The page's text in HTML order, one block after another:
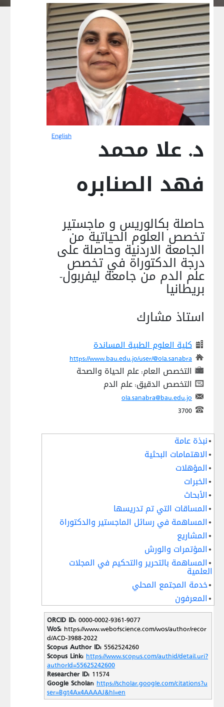
نبذة عامة
الاهتمامات البحثية
المؤهلات
الخبرات
الأبحاث
المساقات التي تم تدريسها
المساهمة في رسائل الماجستير والدكتوراة
المشاريع
المؤتمرات والورش
المساهمة بالتحرير والتحكيم في المجلات
العلمية
خدمة المجتمع المحلي
المعرفون
English
د. علا محمد
فهد الصنابره
حاصلة بكالوريس و ماجستير
تخصص العلوم الحياتية من
الجامعة الاردنية وحاصلة على
درجة الدكتوراة في تخصص
علم الدم من جامعة ليفربول-
بريطانيا
استاذ مشارك
كلية العلوم الطبية المساندة
https://www.bau.edu.jo/user/@ola.sanabra
التخصص العام: علم الحياة والصحة
التخصص الدقيق: علم الدم
ola.sanabra@bau.edu.jo
3700
ORCID ID:0000-0002-9361-9077
WoS:https://www.webofscience.com/wos/author/recor
d/ACD-3988-2022
Scopus Author ID:5562524260
Scopus Link:https://www.scopus.com/authid/detail.uri?
authorId=55625242600
Researcher ID:11574
Google Scholar:https://scholar.google.com/citations?u
ser=Bgt4Ax4AAAAJ&hl=en